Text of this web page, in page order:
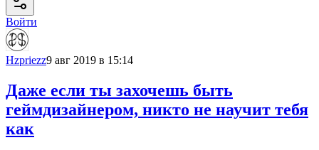
Войти
Hzpriezz9 авг 2019 в 15:14
Даже если ты захочешь быть
геймдизайнером, никто не научит тебя
как